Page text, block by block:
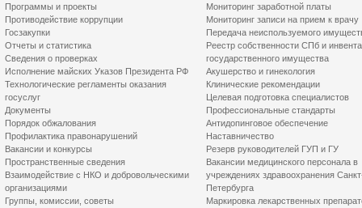
Программы и проекты
Противодействие коррупции
Госзакупки
Отчеты и статистика
Сведения о проверках
Исполнение майских Указов Президента РФ
Технологические регламенты оказания
госуслуг
Документы
Порядок обжалования
Профилактика правонарушений
Вакансии и конкурсы
Пространственные сведения
Взаимодействие с НКО и добровольческими
организациями
Группы, комиссии, советы
Мониторинг заработной платы
Мониторинг записи на прием к врачу
Передача неиспользуемого
Реестр собственности СПб и
государственного имущества
Акушерство и гинекология
Клинические рекомендации
Целевая подготовка специалистов
Профессиональные стандарты
Антидопинговое обеспечение
Наставничество
Резерв руководителей ГУП и ГУ
Вакансии медицинского персонала в
учреждениях здравоохранения
Петербурга
Маркировка лекарственных